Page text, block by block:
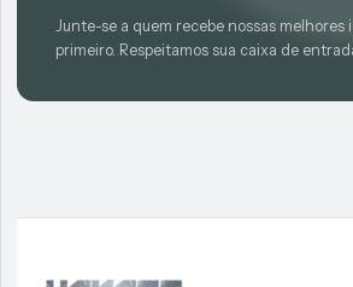
Junte-se a quem recebe nossas melhores
primeiro. Respeitamos sua caixa de